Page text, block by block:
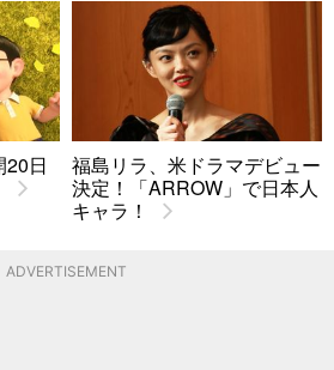
日
福島リラ、米ドラマデビュー
決定！「ARROW」で日本人
キャラ！
ADVERTISEMENT